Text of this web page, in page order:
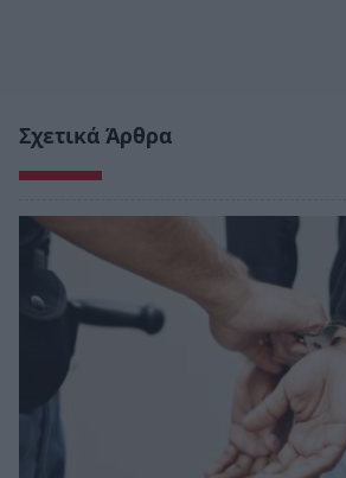
Σχετικά Άρθρα